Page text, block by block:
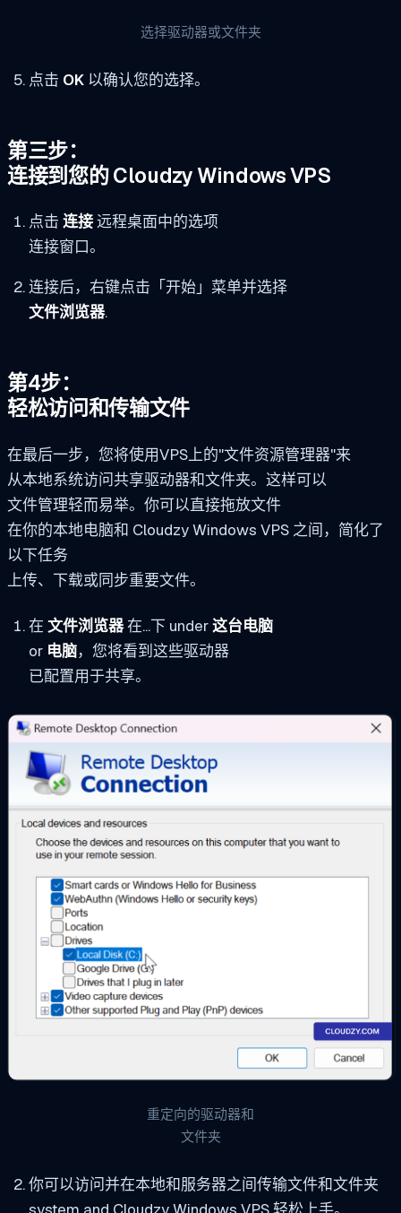
选择驱动器或文件夹
点击 OK以确认您的选择。
第三步：
连接到您的 Cloudzy Windows VPS
点击 连接远程桌面中的选项
连接窗口。
连接后，右键点击「开始」菜单并选择
文件浏览器.
第4步：
轻松访问和传输文件
在最后一步，您将使用VPS上的"文件资源管理器"来
从本地系统访问共享驱动器和文件夹。这样可以
文件管理轻而易举。你可以直接拖放文件
在你的本地电脑和 Cloudzy Windows VPS 之间，简化了
以下任务
上传、下载或同步重要文件。
在 文件浏览器在...下 under这台电脑
or 电脑，您将看到这些驱动器
已配置用于共享。
重定向的驱动器和
文件夹
你可以访问并在本地和服务器之间传输文件和文件夹